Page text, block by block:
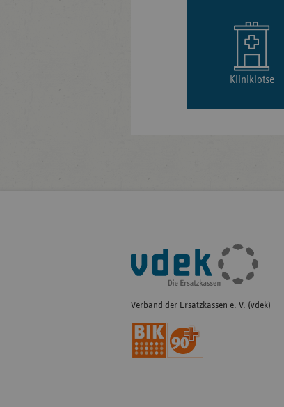
Kliniklotse
Fußleisten-
Navigation
Verband der Ersatzkassen e. V. (vdek)